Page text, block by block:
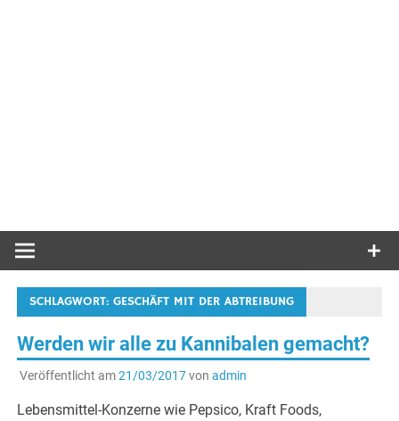
SCHLAGWORT:GESCHÄFT MIT DER ABTREIBUNG
Werden wir alle zu Kannibalen gemacht?
Veröffentlicht am21/03/2017von admin
Lebensmittel-Konzerne wie Pepsico, Kraft Foods,